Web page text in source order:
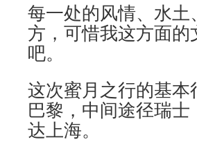
每一处的风情、水
方，可惜我这方面
吧。
这次蜜月之行的基
巴黎，中间途径瑞
达上海。